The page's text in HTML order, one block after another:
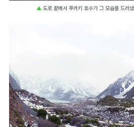
▲ 도로 끝에서 푸카키 호수가 그 모습을 드러